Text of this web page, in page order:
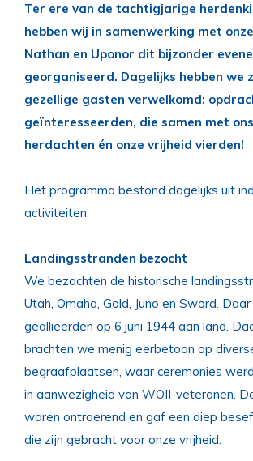
Ter ere van de tachtigjarige
hebben wij in samenwerking met
Nathan en Uponor dit bijzonder
georganiseerd. Dagelijks hebben we
gezellige gasten verwelkomd:
geïnteresseerden, die samen met
herdachten én onze vrijheid vierden!
Het programma bestond dagelijks uit
activiteiten.
Landingsstranden bezocht
We bezochten de historische
Utah, Omaha, Gold, Juno en Sword.
geallieerden op 6 juni 1944 aan land.
brachten we menig eerbetoon op
begraafplaatsen, waar ceremonies
in aanwezigheid van WOII-veteranen.
waren ontroerend en gaf een diep
die zijn gebracht voor onze vrijheid.